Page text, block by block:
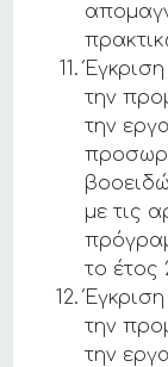
την
την
με τις
το έτος
την
την